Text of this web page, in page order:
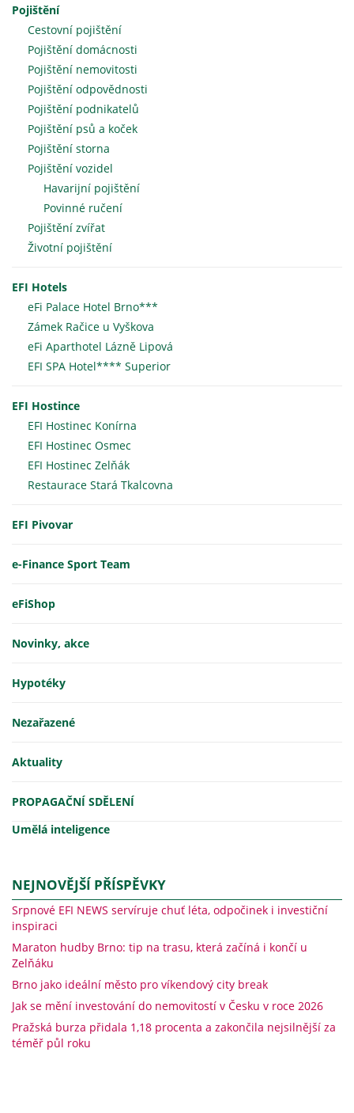
Pojištění
Cestovní pojištění
Pojištění domácnosti
Pojištění nemovitosti
Pojištění odpovědnosti
Pojištění podnikatelů
Pojištění psů a koček
Pojištění storna
Pojištění vozidel
Havarijní pojištění
Povinné ručení
Pojištění zvířat
Životní pojištění
EFI Hotels
eFi Palace Hotel Brno***
Zámek Račice u Vyškova
eFi Aparthotel Lázně Lipová
EFI SPA Hotel**** Superior
EFI Hostince
EFI Hostinec Konírna
EFI Hostinec Osmec
EFI Hostinec Zelňák
Restaurace Stará Tkalcovna
EFI Pivovar
e-Finance Sport Team
eFiShop
Novinky, akce
Hypotéky
Nezařazené
Aktuality
PROPAGAČNÍ SDĚLENÍ
Umělá inteligence
NEJNOVĚJŠÍ PŘÍSPĚVKY
Srpnové EFI NEWS servíruje chuť léta, odpočinek i investiční
inspiraci
Maraton hudby Brno: tip na trasu, která začíná i končí u
Zelňáku
Brno jako ideální město pro víkendový city break
Jak se mění investování do nemovitostí v Česku v roce 2026
Pražská burza přidala 1,18 procenta a zakončila nejsilnější za
téměř půl roku